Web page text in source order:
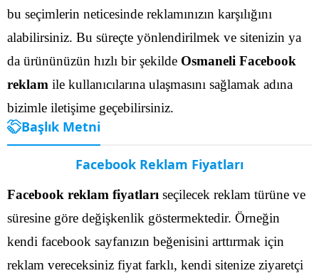
bu seçimlerin neticesinde reklamınızın karşılığını
alabilirsiniz. Bu süreçte yönlendirilmek ve sitenizin ya
da ürününüzün hızlı bir şekilde Osmaneli Facebook
reklam ile kullanıcılarına ulaşmasını sağlamak adına
bizimle iletişime geçebilirsiniz.
Başlık Metni
Facebook Reklam Fiyatları
Facebook reklam fiyatları seçilecek reklam türüne ve
süresine göre değişkenlik göstermektedir. Örneğin
kendi facebook sayfanızın beğenisini arttırmak için
reklam vereceksiniz fiyat farklı, kendi sitenize ziyaretçi